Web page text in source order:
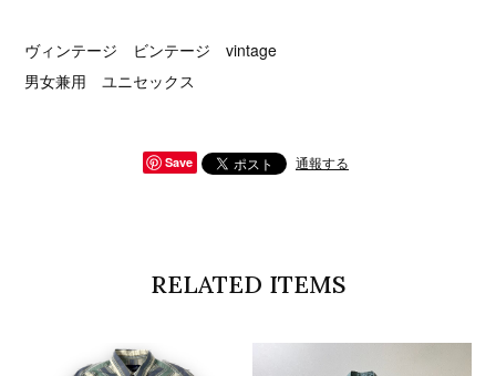
ヴィンテージ ビンテージ vintage
男女兼用 ユニセックス
Save 通報する
RELATED ITEMS